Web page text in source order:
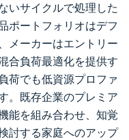
いサイクルで処理した
ポートフォリオはデフ
メーカーはエントリー
合負荷最適化を提供す
荷でも低資源プロファ
。既存企業のプレミア
能を組み合わせ、知覚
討する家庭へのアップ